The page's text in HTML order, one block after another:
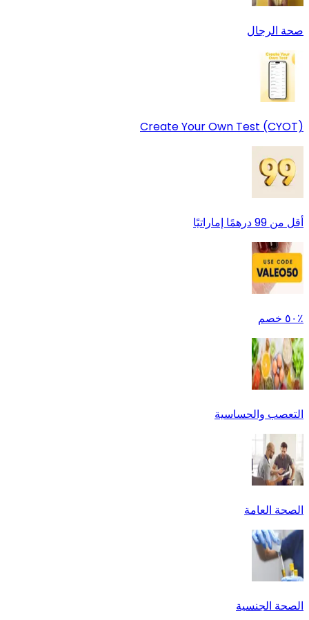
صحة الرجال
Create Your Own Test (CYOT)
أقل من 99 درهمًا إماراتيًا
٪٥٠ خصم
التعصب والحساسية
الصحة العامة
الصحة الجنسية